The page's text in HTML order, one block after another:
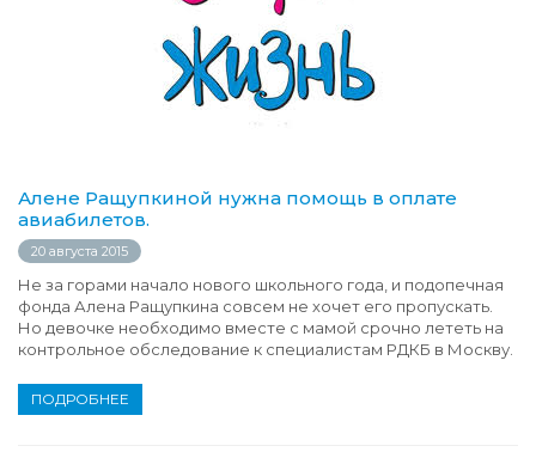
Алене Ращупкиной нужна помощь в оплате
авиабилетов.
20 августа 2015
Не за горами начало нового школьного года, и подопечная
фонда Алена Ращупкина совсем не хочет его пропускать.
Но девочке необходимо вместе с мамой срочно лететь на
контрольное обследование к специалистам РДКБ в Москву.
ПОДРОБНЕЕ